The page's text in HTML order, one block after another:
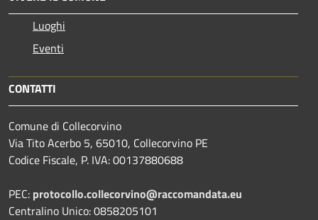
Luoghi
Eventi
CONTATTI
Comune di Collecorvino
Via Tito Acerbo 5, 65010, Collecorvino PE
Codice Fiscale, P. IVA: 00137880688
PEC: protocollo.collecorvino@raccomandata.eu
Centralino Unico: 0858205101